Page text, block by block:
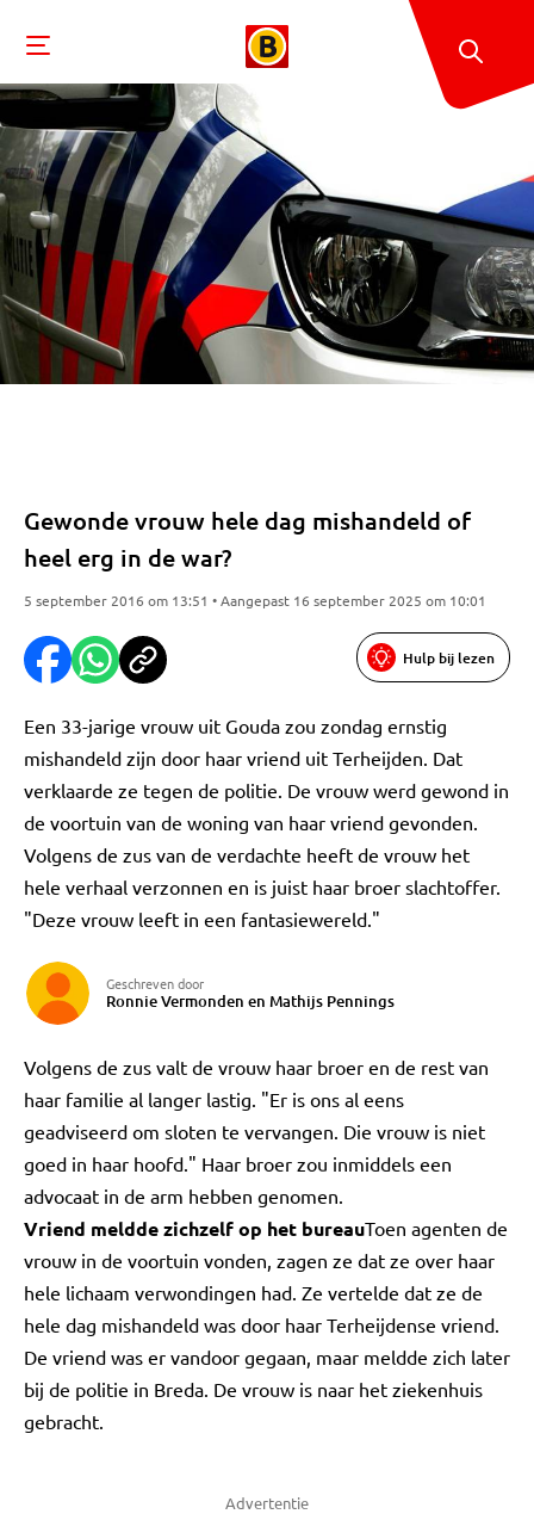
Gewonde vrouw hele dag mishandeld of
heel erg in de war?
5 september 2016 om 13:51 • Aangepast 16 september 2025 om 10:01
Hulp bij lezen
Een 33-jarige vrouw uit Gouda zou zondag ernstig
mishandeld zijn door haar vriend uit Terheijden. Dat
verklaarde ze tegen de politie. De vrouw werd gewond in
de voortuin van de woning van haar vriend gevonden.
Volgens de zus van de verdachte heeft de vrouw het
hele verhaal verzonnen en is juist haar broer slachtoffer.
"Deze vrouw leeft in een fantasiewereld."
Geschreven door
Ronnie Vermonden en Mathijs Pennings
Volgens de zus valt de vrouw haar broer en de rest van
haar familie al langer lastig. "Er is ons al eens
geadviseerd om sloten te vervangen. Die vrouw is niet
goed in haar hoofd." Haar broer zou inmiddels een
advocaat in de arm hebben genomen.
Vriend meldde zichzelf op het bureauToen agenten de
vrouw in de voortuin vonden, zagen ze dat ze over haar
hele lichaam verwondingen had. Ze vertelde dat ze de
hele dag mishandeld was door haar Terheijdense vriend.
De vriend was er vandoor gegaan, maar meldde zich later
bij de politie in Breda. De vrouw is naar het ziekenhuis
gebracht.
Advertentie